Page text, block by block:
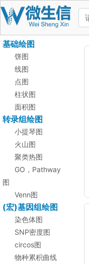
基础绘图
饼图
线图
点图
柱状图
面积图
转录组绘图
小提琴图
火山图
聚类热图
GO，Pathway
图
Venn图
(宏)基因组绘图
染色体图
SNP密度图
circos图
物种累积曲线